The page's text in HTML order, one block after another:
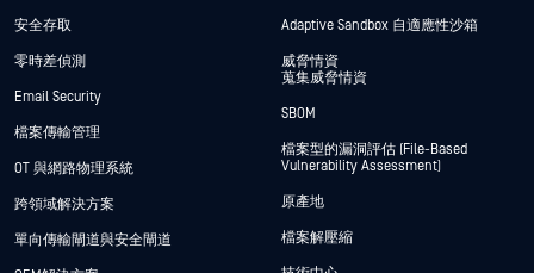
安全存取
零時差偵測
Email Security
檔案傳輸管理
OT 與網路物理系統
跨領域解決方案
單向傳輸閘道與安全閘道
Adaptive Sandbox 自適應性沙箱
威脅情資
蒐集威脅情資
SBOM
檔案型的漏洞評估 (File-Based
Vulnerability Assessment)
原產地
檔案解壓縮